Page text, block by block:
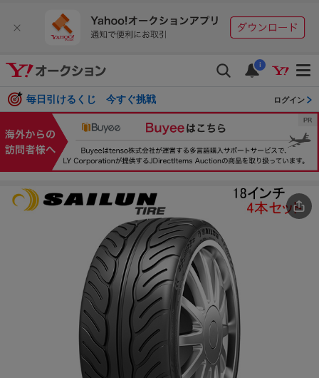
i
毎日引けるくじ 今すぐ挑戦 ログイン